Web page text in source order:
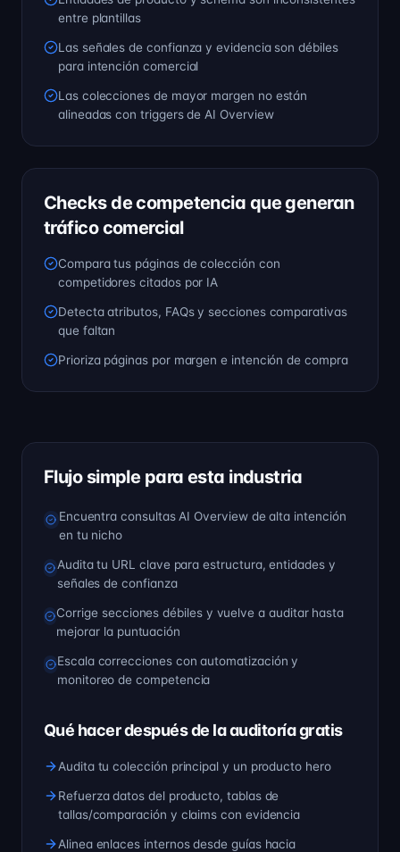
entre plantillas
Las señales de confianza y evidencia son débiles
para intención comercial
Las colecciones de mayor margen no están
alineadas con triggers de AI Overview
Checks de competencia que generan
tráfico comercial
Compara tus páginas de colección con
competidores citados por IA
Detecta atributos, FAQs y secciones comparativas
que faltan
Prioriza páginas por margen e intención de compra
Flujo simple para esta industria
Encuentra consultas AI Overview de alta intención
en tu nicho
Audita tu URL clave para estructura, entidades y
señales de confianza
Corrige secciones débiles y vuelve a auditar hasta
mejorar la puntuación
Escala correcciones con automatización y
monitoreo de competencia
Qué hacer después de la auditoría gratis
Audita tu colección principal y un producto hero
Refuerza datos del producto, tablas de
tallas/comparación y claims con evidencia
Alinea enlaces internos desde guías hacia